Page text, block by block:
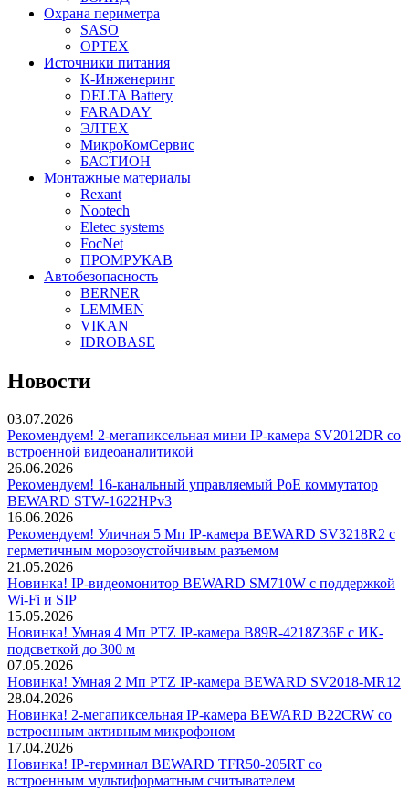
Охрана периметра
SASO
OPTEX
Источники питания
К-Инженеринг
DELTA Battery
FARADAY
ЭЛТЕХ
МикроКомСервис
БАСТИОН
Монтажные материалы
Rexant
Nootech
Eletec systems
FocNet
ПРОМРУКАВ
Автобезопасность
BERNER
LEMMEN
VIKAN
IDROBASE
Новости
03.07.2026
Рекомендуем! 2-мегапиксельная мини IP-камера SV2012DR со
встроенной видеоаналитикой
26.06.2026
Рекомендуем! 16-канальный управляемый PoE коммутатор
BEWARD STW-1622HPv3
16.06.2026
Рекомендуем! Уличная 5 Мп IP-камера BEWARD SV3218R2 с
герметичным морозоустойчивым разъемом
21.05.2026
Новинка! IP-видеомонитор BEWARD SM710W с поддержкой
Wi-Fi и SIP
15.05.2026
Новинка! Умная 4 Мп PTZ IP-камера B89R-4218Z36F с ИК-
подсветкой до 300 м
07.05.2026
Новинка! Умная 2 Мп PTZ IP-камера BEWARD SV2018-MR12
28.04.2026
Новинка! 2-мегапиксельная IP-камера BEWARD B22CRW со
встроенным активным микрофоном
17.04.2026
Новинка! IP-терминал BEWARD TFR50-205RT со
встроенным мультиформатным считывателем